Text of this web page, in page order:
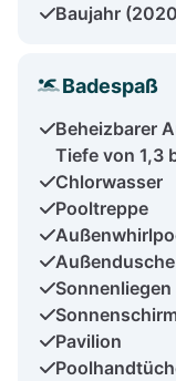
Baujahr
Badespaß
Beheizbarer
Tiefe von 1,3
Chlorwasser
Pooltreppe
Außendusche
Pavilion